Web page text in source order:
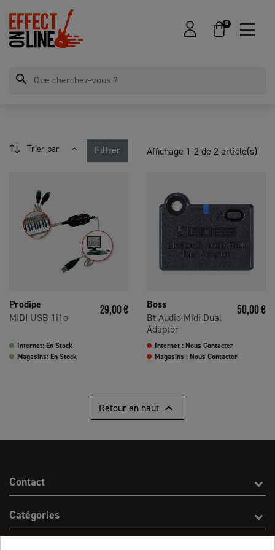
0
search
Trier par Filtrer Affichage 1-2 de 2 article(s)
Prodipe
MIDI USB 1i1o
Prix
29,00 €
Internet: En Stock
Magasins: En Stock
Boss
Bt Audio Midi Dual
Adaptor
Prix
50,00 €
Internet : Nous Contacter
Magasins : Nous Contacter
Retour en haut 
Contact
Catégories